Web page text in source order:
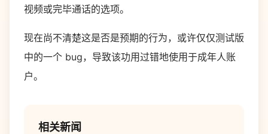
视频或完毕通话的选项。
现在尚不清楚这是否是预期的行为，或许仅仅测试版
中的一个 bug，导致该功用过错地使用于成年人账
户。
相关新闻